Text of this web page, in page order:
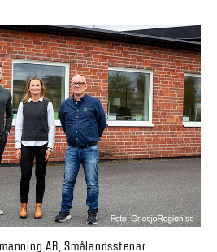
AB, Smålandsstenar